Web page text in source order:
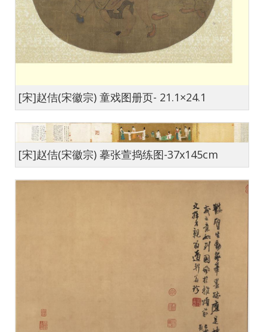
[宋]赵佶(宋徽宗) 童戏图册页- 21.1×24.1
[宋]赵佶(宋徽宗) 摹张萱捣练图-37x145cm